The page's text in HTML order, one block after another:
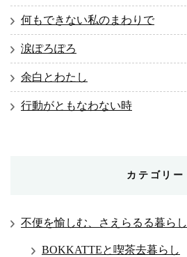
何もできない私のまわりで
涙ぽろぽろ
余白とわたし
行動がともなわない時
カテゴリー
不便を愉しむ、さえらるる暮らし
BOKKATTEと喫茶去暮らし